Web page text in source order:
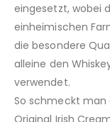
eingesetzt, wobei
einheimischen
die besondere
alleine den
verwendet.
So schmeckt man
Original Irish